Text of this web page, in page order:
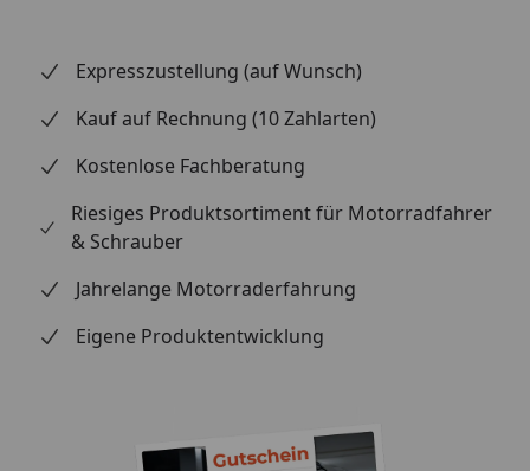
Expresszustellung (auf Wunsch)
Kauf auf Rechnung (10 Zahlarten)
Kostenlose Fachberatung
Riesiges Produktsortiment für Motorradfahrer
& Schrauber
Jahrelange Motorraderfahrung
Eigene Produktentwicklung